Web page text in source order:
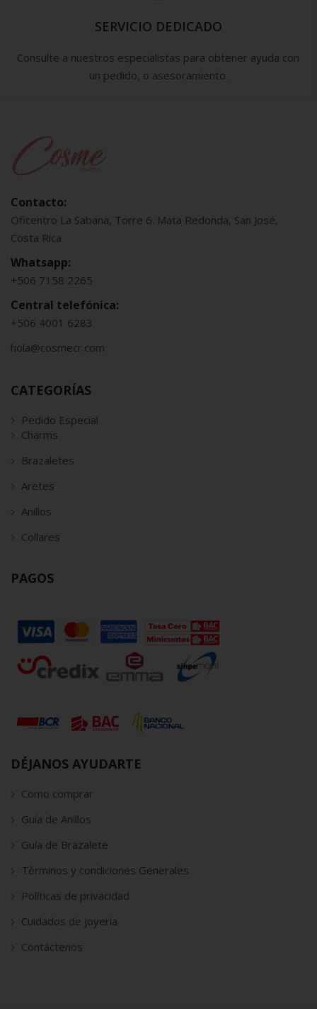
SERVICIO DEDICADO
Consulte a nuestros especialistas para obtener ayuda con
un pedido, o asesoramiento.
Contacto:
Oficentro La Sabana, Torre 6. Mata Redonda, San José,
Costa Rica
Whatsapp:
+506 7158 2265
Central telefónica:
+506 4001 6283
hola@cosmecr.com
CATEGORÍAS
Pedido Especial
Charms
Brazaletes
Aretes
Anillos
Collares
PAGOS
DÉJANOS AYUDARTE
Como comprar
Guía de Anillos
Guía de Brazalete
Términos y condiciones Generales
Políticas de privacidad
Cuidados de joyería
Contáctenos